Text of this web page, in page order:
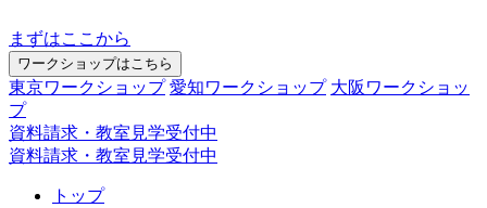
まずはここから
ワークショップはこちら
東京ワークショップ 愛知ワークショップ 大阪ワークショッ
プ
資料請求・教室見学受付中
資料請求・教室見学受付中
トップ